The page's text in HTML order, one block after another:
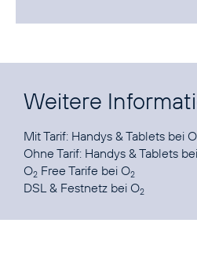
Weitere
Mit Tarif: Handys & Tablets bei O
Ohne Tarif: Handys & Tablets
O2 Free Tarife bei O2
DSL & Festnetz bei O2